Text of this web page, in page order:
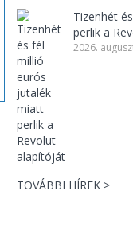
Tizenhét
perlik a
2026.
TOVÁBBI HÍREK >